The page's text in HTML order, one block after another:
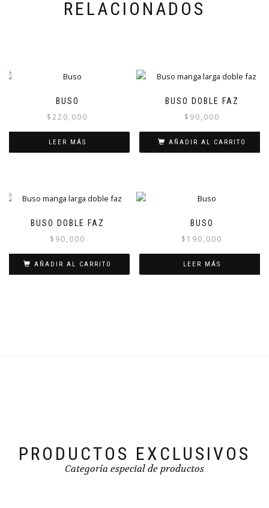
RELACIONADOS
BUSO
$220,000
LEER MÁS
BUSO DOBLE FAZ
$ 90,000
AÑADIR AL CARRITO
BUSO DOBLE FAZ
$ 90,000
AÑADIR AL CARRITO
BUSO
$ 190,000
LEER MÁS
PRODUCTOS EXCLUSIVOS
Categoría especial de productos